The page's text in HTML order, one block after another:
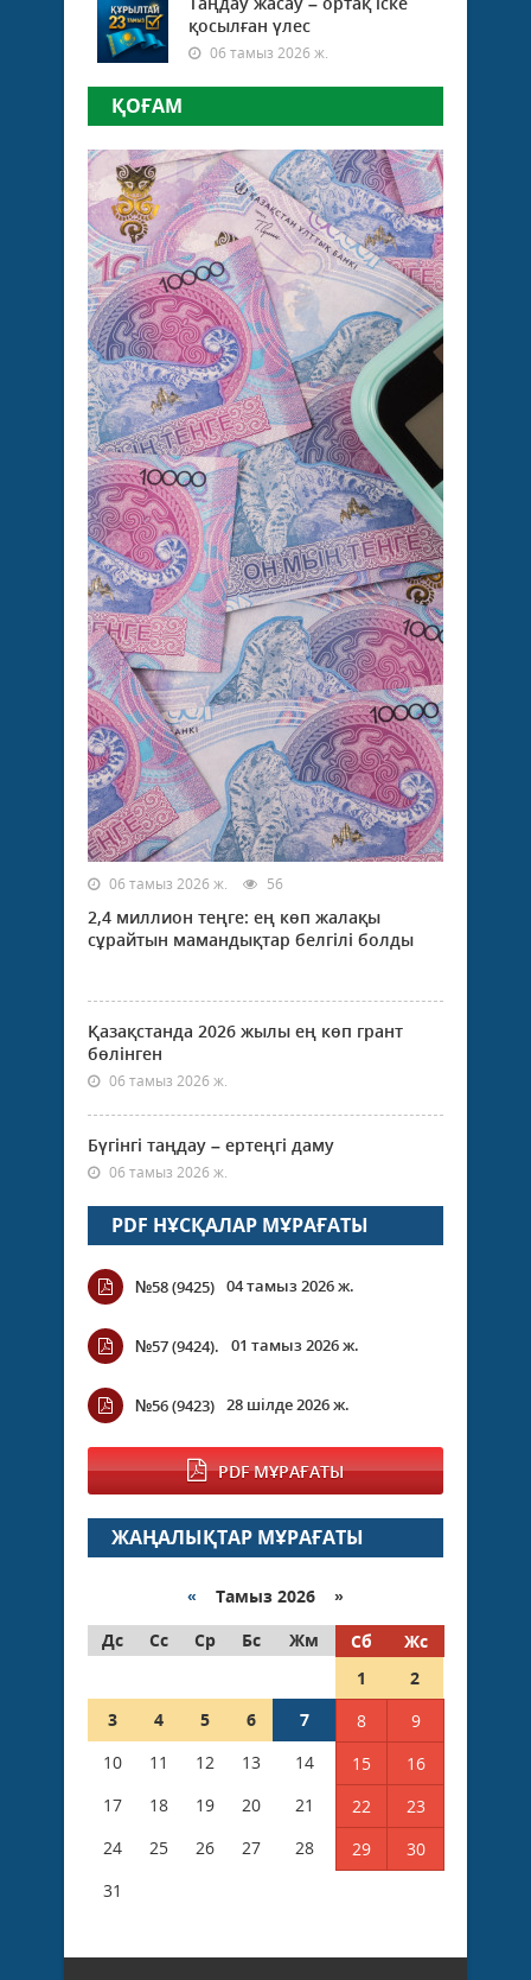
қосылған үлес
06 тамыз 2026 ж.
ҚОҒАМ
06 тамыз 2026 ж. 56
2,4 миллион теңге: ең көп жалақы
сұрайтын мамандықтар белгілі болды
Қазақстанда 2026 жылы ең көп грант
бөлінген
06 тамыз 2026 ж.
Бүгінгі таңдау – ертеңгі даму
06 тамыз 2026 ж.
PDF НҰСҚАЛАР МҰРАҒАТЫ
№58 (9425) 04 тамыз 2026 ж.
№57 (9424). 01 тамыз 2026 ж.
№56 (9423) 28 шілде 2026 ж.
PDF МҰРАҒАТЫ
ЖАҢАЛЫҚТАР МҰРАҒАТЫ
« Тамыз 2026 »
Дс
Сс Ср Бс Жм Сб
Жс
1
2
3
4 5 6 7 8
9
10
11 12 13 14 15
16
17
18 19 20 21 22
23
24
25 26 27 28 29
30
31